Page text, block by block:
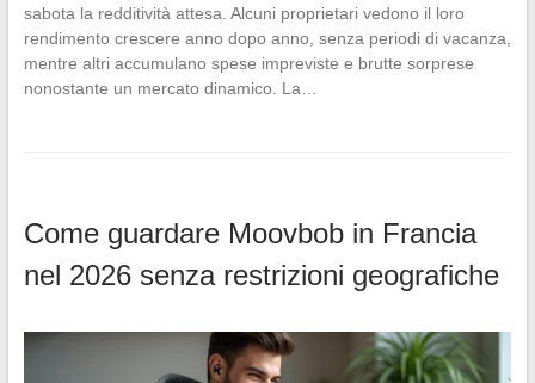
sabota la redditività attesa. Alcuni proprietari vedono il loro
rendimento crescere anno dopo anno, senza periodi di vacanza,
mentre altri accumulano spese impreviste e brutte sorprese
nonostante un mercato dinamico. La…
Come guardare Moovbob in Francia
nel 2026 senza restrizioni geografiche